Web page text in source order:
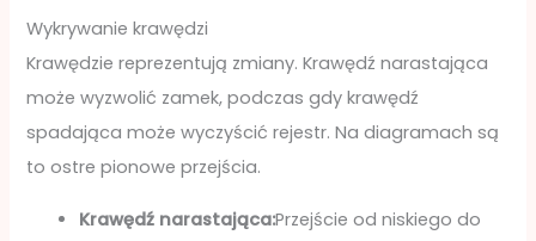
Wykrywanie krawędzi
Krawędzie reprezentują zmiany. Krawędź narastająca
może wyzwolić zamek, podczas gdy krawędź
spadająca może wyczyścić rejestr. Na diagramach są
to ostre pionowe przejścia.
Krawędź narastająca:Przejście od niskiego do